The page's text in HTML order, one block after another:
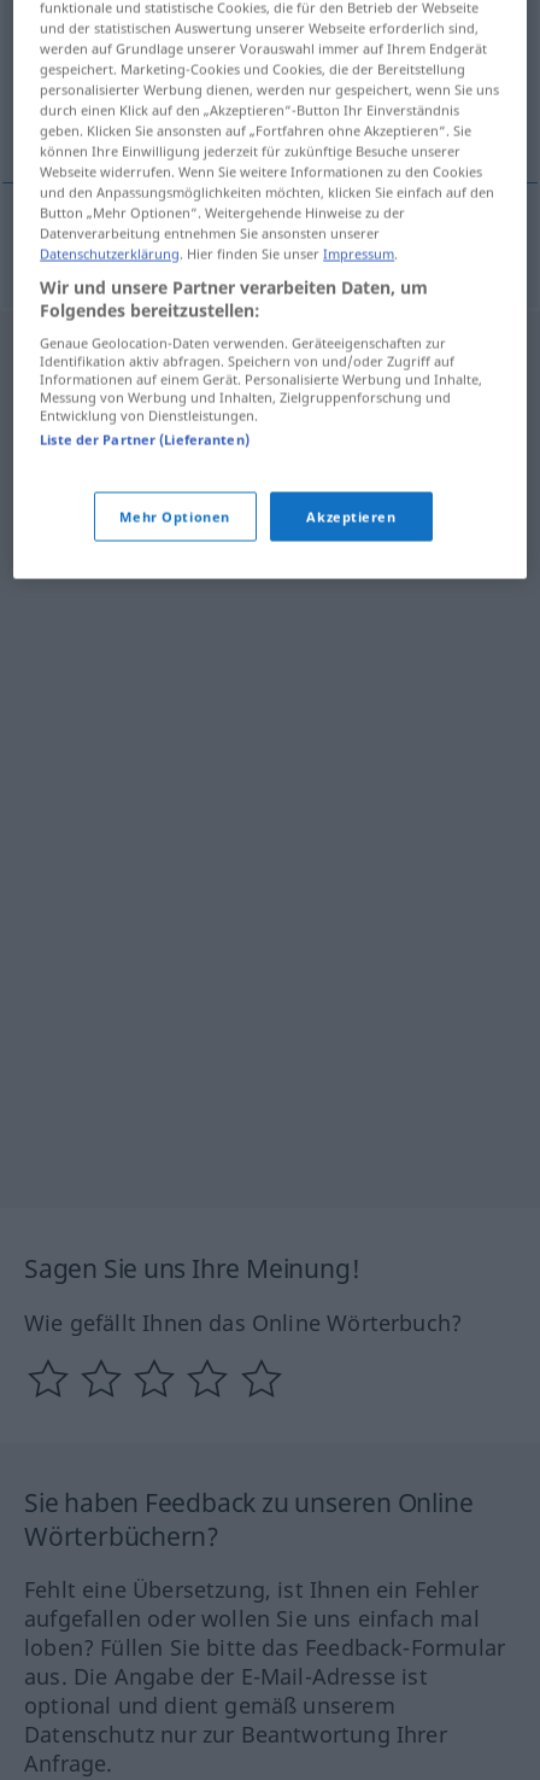
Übersicht aller Übersetzungen
(Für mehr Details die Übersetzung anklicken/antippen)
Treppenstufe
(Treppen)Stufef degrau
Sagen Sie uns Ihre Meinung!
Wie gefällt Ihnen das Online Wörterbuch?
Sie haben Feedback zu unseren Online
Wörterbüchern?
Fehlt eine Übersetzung, ist Ihnen ein Fehler
aufgefallen oder wollen Sie uns einfach mal
loben? Füllen Sie bitte das Feedback-Formular
aus. Die Angabe der E-Mail-Adresse ist
optional und dient gemäß unserem
Datenschutz nur zur Beantwortung Ihrer
Anfrage.
funktionale und statistische Cookies, die für den Betrieb der Webseite
und der statistischen Auswertung unserer Webseite erforderlich sind,
werden auf Grundlage unserer Vorauswahl immer auf Ihrem Endgerät
gespeichert. Marketing-Cookies und Cookies, die der Bereitstellung
personalisierter Werbung dienen, werden nur gespeichert, wenn Sie uns
durch einen Klick auf den „Akzeptieren“-Button Ihr Einverständnis
geben. Klicken Sie ansonsten auf „Fortfahren ohne Akzeptieren“. Sie
können Ihre Einwilligung jederzeit für zukünftige Besuche unserer
Webseite widerrufen. Wenn Sie weitere Informationen zu den Cookies
und den Anpassungsmöglichkeiten möchten, klicken Sie einfach auf den
Button „Mehr Optionen“. Weitergehende Hinweise zu der
Datenverarbeitung entnehmen Sie ansonsten unserer
Datenschutzerklärung. Hier finden Sie unserImpressum.
Wir und unsere Partner verarbeiten Daten, um
Folgendes bereitzustellen:
Genaue Geolocation-Daten verwenden. Geräteeigenschaften zur
Identifikation aktiv abfragen. Speichern von und/oder Zugriff auf
Informationen auf einem Gerät. Personalisierte Werbung und Inhalte,
Messung von Werbung und Inhalten, Zielgruppenforschung und
Entwicklung von Dienstleistungen.
Liste der Partner (Lieferanten)
Mehr Optionen Akzeptieren